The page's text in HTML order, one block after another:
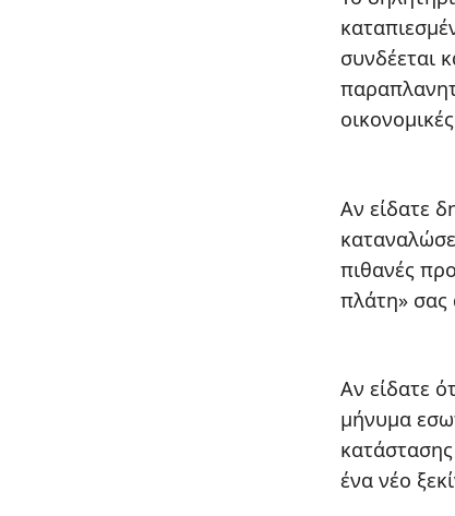
συνδέεται
Αν είδατε
πιθανές
πλάτη» σας
Αν είδατε
μήνυμα
ένα νέο